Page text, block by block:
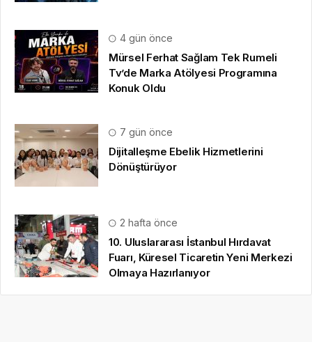
4 gün önce
Mürsel Ferhat Sağlam Tek Rumeli
Tv’de Marka Atölyesi Programına
Konuk Oldu
7 gün önce
Dijitalleşme Ebelik Hizmetlerini
Dönüştürüyor
2 hafta önce
10. Uluslararası İstanbul Hırdavat
Fuarı, Küresel Ticaretin Yeni Merkezi
Olmaya Hazırlanıyor